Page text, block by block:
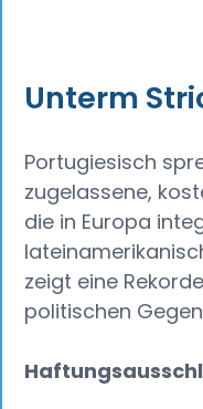
Unterm
Portugiesisch
zugelassene,
die in Europa
zeigt eine
politischen